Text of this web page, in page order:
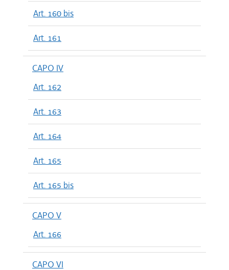
Art. 160 bis
Art. 161
CAPO IV
Art. 162
Art. 163
Art. 164
Art. 165
Art. 165 bis
CAPO V
Art. 166
CAPO VI